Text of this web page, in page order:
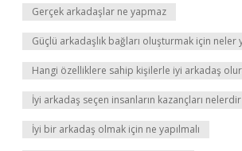
Gerçek arkadaşlar ne yapmaz
Güçlü arkadaşlık bağları oluşturmak için neler
Hangi özelliklere sahip kişilerle iyi arkadaş
İyi arkadaş seçen insanların kazançları nelerdir
İyi bir arkadaş olmak için ne yapılmalı